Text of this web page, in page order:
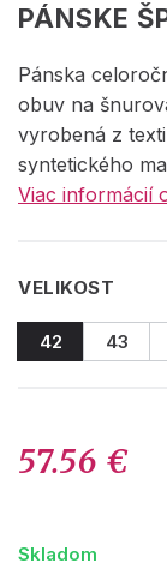
PÁNSKE
Pánska
obuv na
vyrobená z
syntetického
Viac informácií
VELIKOST
42 43
57.56 €
Skladom